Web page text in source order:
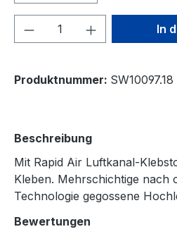
Produkt Anzahl: In
Produktnummer: SW10097.18
Beschreibung
Mit Rapid Air Luftkanal-
Kleben. Mehrschichtige nach
Technologie gegossene
Bewertungen